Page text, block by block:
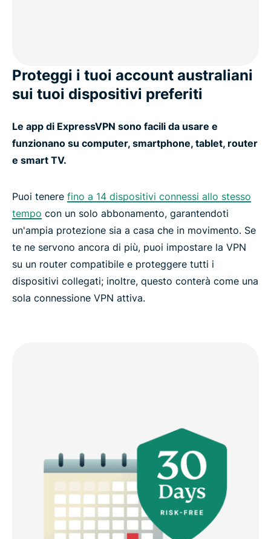
Proteggi i tuoi account australiani
sui tuoi dispositivi preferiti
Le app di ExpressVPN sono facili da usare e
funzionano su computer, smartphone, tablet, router
e smart TV.
Puoi tenere fino a 14 dispositivi connessi allo stesso
tempo con un solo abbonamento, garantendoti
un'ampia protezione sia a casa che in movimento. Se
te ne servono ancora di più, puoi impostare la VPN
su un router compatibile e proteggere tutti i
dispositivi collegati; inoltre, questo conterà come una
sola connessione VPN attiva.